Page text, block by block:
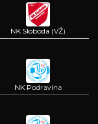
NK Sloboda (VŽ)
NK Podravina